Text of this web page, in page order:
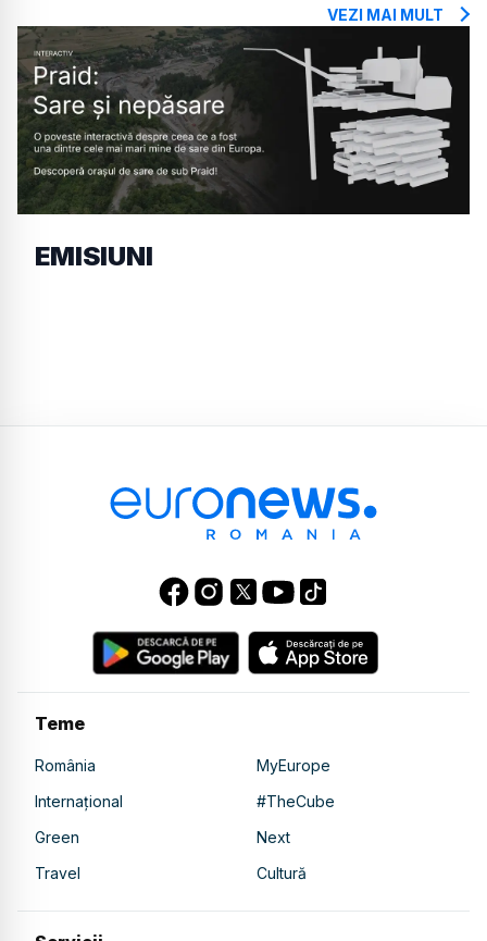
VEZI MAI MULT
EMISIUNI
Teme
România
MyEurope
Internațional
#TheCube
Green
Next
Travel
Cultură